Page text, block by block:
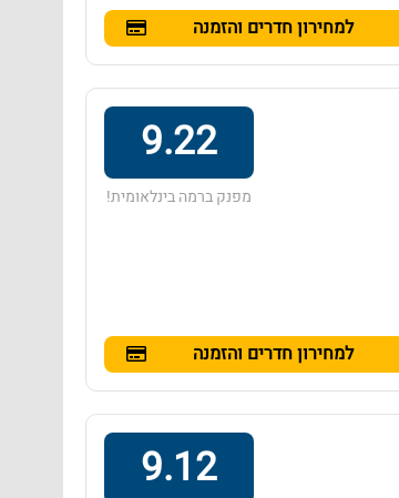
למחירון חדרים והזמנה
9.22
מפנק ברמה בינלאומית!
למחירון חדרים והזמנה
9.12